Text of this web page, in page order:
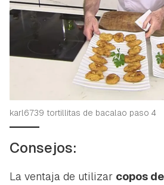
karl6739 tortillitas de bacalao paso 4
Consejos:
La ventaja de utilizar copos